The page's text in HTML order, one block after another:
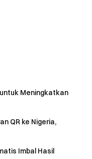
terbatas. Mohon
kripto dengan
Meningkatkan
QR ke Nigeria,
Imbal Hasil